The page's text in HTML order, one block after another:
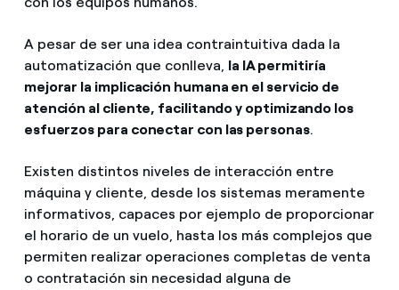
A pesar de ser una idea contraintuitiva dada la
automatización que conlleva, la IA permitiría
mejorar la implicación humana en el servicio de
atención al cliente, facilitando y optimizando los
esfuerzos para conectar con las personas.
Existen distintos niveles de interacción entre
máquina y cliente, desde los sistemas meramente
informativos, capaces por ejemplo de proporcionar
el horario de un vuelo, hasta los más complejos que
permiten realizar operaciones completas de venta
o contratación sin necesidad alguna de